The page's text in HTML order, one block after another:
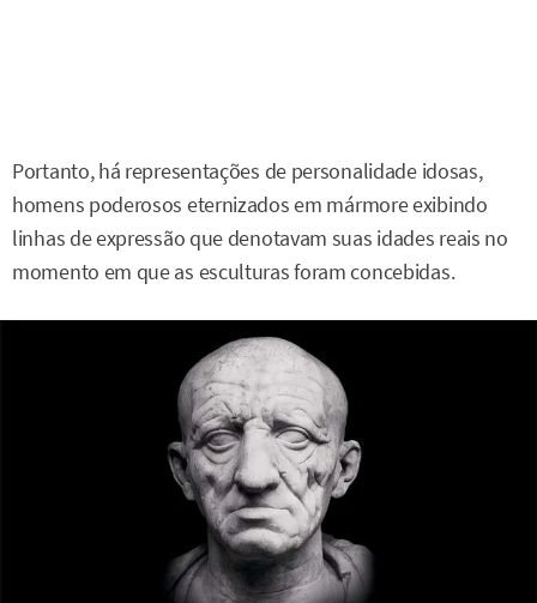
Portanto, há representações de personalidade idosas,
homens poderosos eternizados em mármore exibindo
linhas de expressão que denotavam suas idades reais no
momento em que as esculturas foram concebidas.